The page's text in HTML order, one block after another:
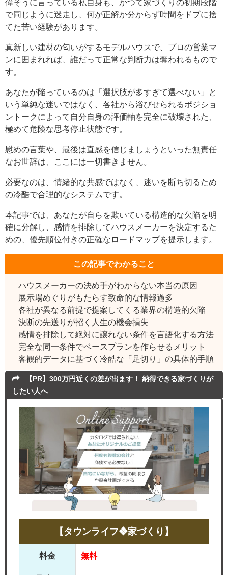
偉そうに言っている私自身も、かつて家づくりの初期段階
で同じように迷走し、何が正解か分からず時間をドブに捨
てた苦い経験があります。
真新しい建材の匂いがするモデルハウスで、プロの営業マ
ンに囲まれれば、誰だって正常な判断力は奪われるもので
す。
あなたが陥っているのは「選択肢が多すぎて選べない」と
いう単純な迷いではなく、各社から浴びせられるポジショ
ントークによって自分自身の評価軸を完全に破壊された、
極めて危険な思考停止状態です。
慰めの言葉や、最後は直感を信じましょうといった無責任
なお世辞は、ここには一切書きません。
必要なのは、情緒的な共感ではなく、迷いを断ち切るため
の冷酷で合理的なシステムです。
本記事では、あなたが自らを欺いている構造的な欠陥を明
確に分解し、感情を排除してハウスメーカーを決定するた
めの、優先順位付きの正確なロードマップを提示します。
この記事でわかること
ハウスメーカーの決め手がわからない本当の原因
展示場めぐりがもたらす致命的な情報過多
各社が異なる前提で提案してくる業界の構造的欠陥
決断の先送りが招く人生の機会損失
感情を排除して絶対に譲れない条件を言語化する方法
完全な同一条件でベースプランを作らせるメリット
客観的データに基づく冷酷な「足切り」の具体的手順
【PR】300万円近くの差が出ます！ 納得できる家づくりが
したい人へ
【タウンライフ❖家づくり】
料金 無料